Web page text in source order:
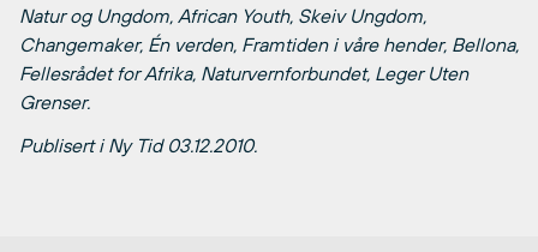
Natur og Ungdom, African Youth, Skeiv Ungdom,
Changemaker, Én verden, Framtiden i våre hender, Bellona,
Fellesrådet for Afrika, Naturvernforbundet, Leger Uten
Grenser.
Publisert i Ny Tid 03.12.2010.